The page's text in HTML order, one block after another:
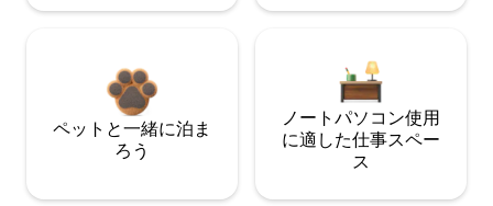
ペットと一緒に泊ま
ろう
ノートパソコン使用
に適した仕事スペー
ス